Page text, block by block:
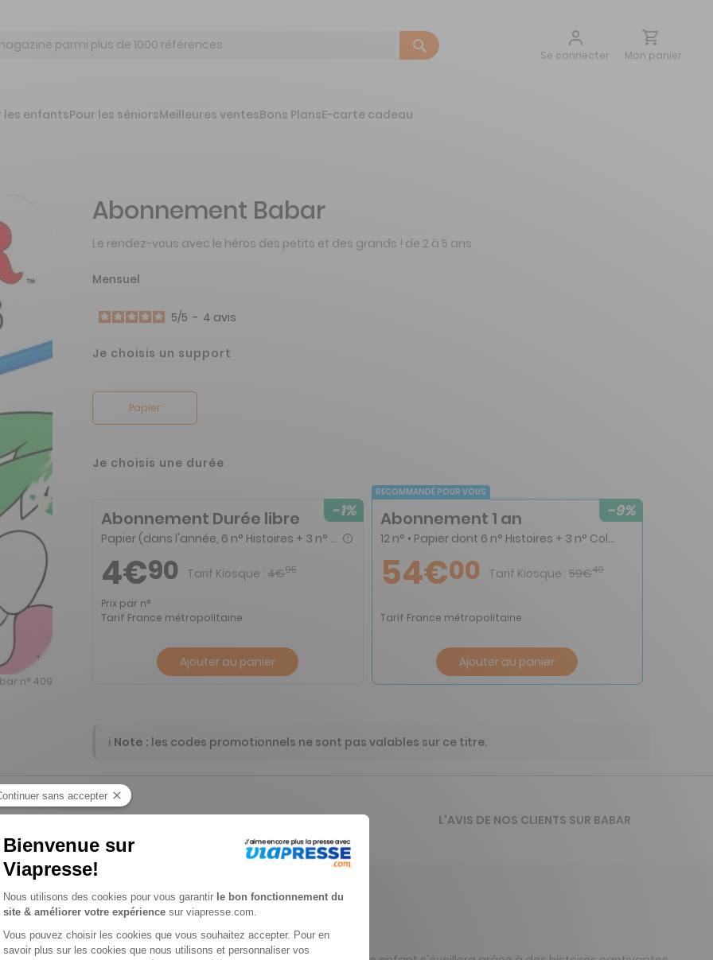
Se connecter
Aller
Mon panier
les enfantsPour les séniorsMeilleures ventesBons PlansE-carte cadeau
n° 409
Abonnement Babar
Le rendez-vous avec le héros des petits et des grands ! de 2 à 5 ans
Mensuel
5/5 - 4 avis
Je choisis un support
Papier
Je choisis une durée
RECOMMANDÉ POUR VOUS
-9%
Abonnement 1 an
12 n° • Papier dont 6 n° Histoires + 3 n° Coloriages + 3 n° Jeux
54€00 Tarif Kiosque : 59€40
Tarif France métropolitaine
Ajouter au panier
-1%
Abonnement Durée libre
Papier (dans l'année, 6 n° Histoires + 3 n° Coloriages + 3 n° Jeux)
4€90 Tarif Kiosque : 4€95
Prix par n°
Tarif France métropolitaine
Ajouter au panier
ℹ️ Note : les codes promotionnels ne sont pas valables sur ce titre.
L'AVIS DE VIAPRESSE SUR BABAR L'AVIS DE NOS CLIENTS SUR BABAR